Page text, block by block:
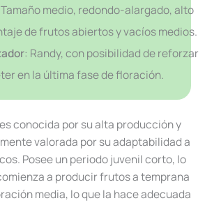
medio, redondo-alargado, alto
de frutos abiertos y vacíos medios.
: Randy, con posibilidad de reforzar
en la última fase de floración.
conocida por su alta producción y
valorada por su adaptabilidad a
Posee un periodo juvenil corto, lo
a producir frutos a temprana
media, lo que la hace adecuada